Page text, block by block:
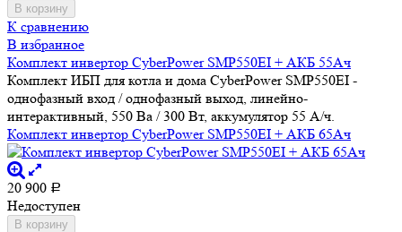
В корзину
К сравнению
В избранное
Комплект инвертор CyberPower SMP550EI + АКБ 55Ач
Комплект ИБП для котла и дома CyberPower SMP550EI -
однофазный вход / однофазный выход, линейно-
интерактивный, 550 Ва / 300 Вт, аккумулятор 55 А/ч.
Комплект инвертор CyberPower SMP550EI + АКБ 65Ач
20 900 Р
Недоступен
В корзину